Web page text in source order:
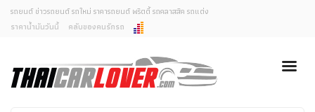
ยกเลิกการแจ้งเตือน
คุณต้องการยกเลิกการแจ้งเตือนข่าวสารเมื่อมีการอัพเดต
ใช่หรือไม่?
รถยนต์ ข่าวรถยนต์ รถใหม่ ราคารถยนต์ พริตตี้ รถคลาสสิค รถแต่ง
ราคาน้ำมันวันนี้
คลับของคนรักรถ
รถใหม่